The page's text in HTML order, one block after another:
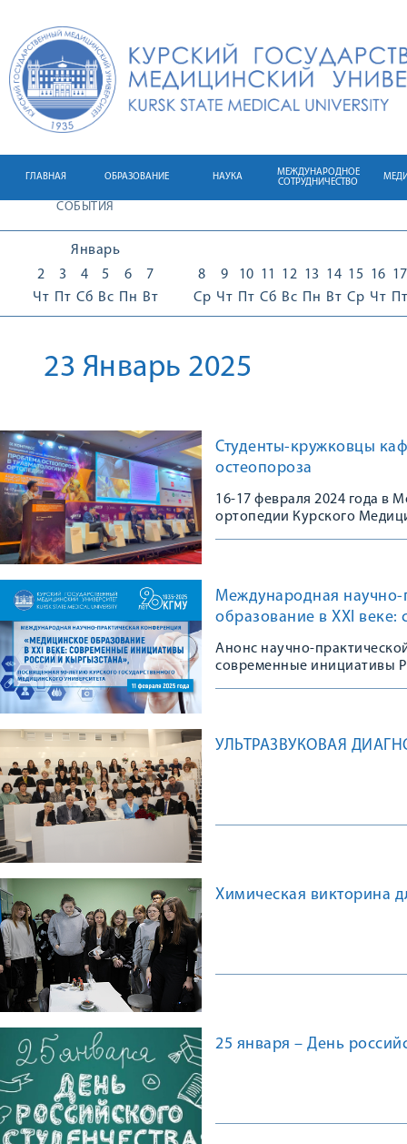
ГЛАВНАЯ ОБРАЗОВАНИЕ НАУКА
МЕЖДУНАРОДНОЕ
СОТРУДНИЧЕСТВО
СОБЫТИЯ
Январь
2
Чт
3
Пт
4
Сб
5
Вс
6
Пн
7
Вт
8
Ср
9
Чт
10
Пт
11
Сб
12
Вс
13
Пн
14
Вт
15
Ср
16
Чт
17
Пт
23 Январь 2025
Студенты-кружковцы
остеопороза
16-17 февраля 2024 года в
ортопедии Курского
Международная
образование в XXI
Анонс научно-
современные инициативы
УЛЬТРАЗВУКОВАЯ
Химическая викторина
25 января – День